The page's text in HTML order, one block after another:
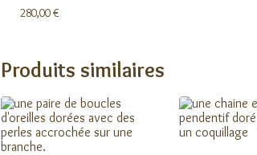
280,00€
Produits similaires